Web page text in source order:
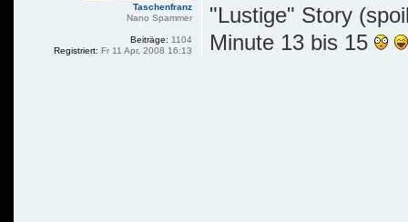
"Lustige" Story
Minute 13 bis 15
Taschenfranz
Nano Spammer
Beiträge: 1104
Registriert: Fr 11 Apr, 2008 16:13